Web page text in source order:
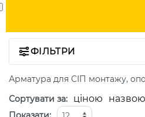
ФІЛЬТРИ
Арматура для СІП монтажу,
Сортувати за: ціною назвою